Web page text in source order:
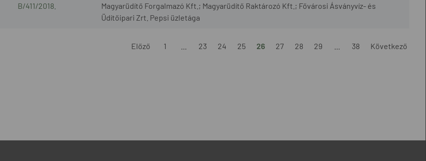
B/411/2018.
Magyarüdítő Forgalmazó Kft.; Magyarüdítő Raktározó Kft.; Fővárosi Ásványvíz- és
Üdítőipari Zrt. Pepsi üzletága
Előző 1 23 24 25 26 27 28 29 38 Következő